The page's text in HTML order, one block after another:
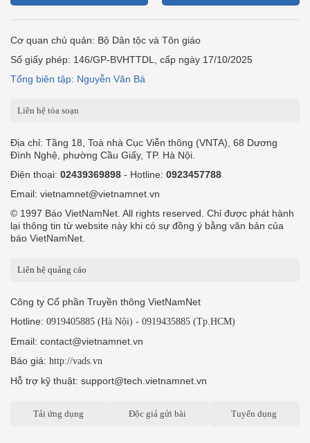
Cơ quan chủ quản: Bộ Dân tộc và Tôn giáo
Số giấy phép: 146/GP-BVHTTDL, cấp ngày 17/10/2025
Tổng biên tập: Nguyễn Văn Bá
Liên hệ tòa soạn
Địa chỉ: Tầng 18, Toà nhà Cục Viễn thông (VNTA), 68 Dương
Đình Nghệ, phường Cầu Giấy, TP. Hà Nội.
Điện thoại: 02439369898 - Hotline: 0923457788
Email: vietnamnet@vietnamnet.vn
© 1997 Báo VietNamNet. All rights reserved. Chỉ được phát hành
lại thông tin từ website này khi có sự đồng ý bằng văn bản của
báo VietNamNet.
Liên hệ quảng cáo
Công ty Cổ phần Truyền thông VietNamNet
Hotline: 0919405885 (Hà Nội) - 0919435885 (Tp.HCM)
Email: contact@vietnamnet.vn
Báo giá: http://vads.vn
Hỗ trợ kỹ thuật: support@tech.vietnamnet.vn
Tải ứng dụng Độc giả gửi bài Tuyển dụng